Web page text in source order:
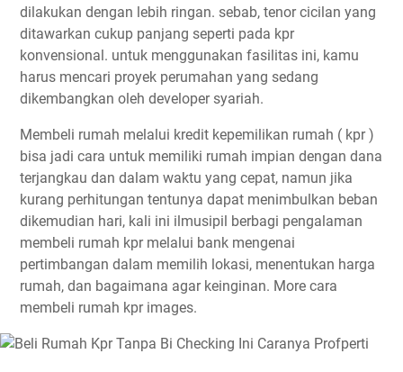
dilakukan dengan lebih ringan. sebab, tenor cicilan yang
ditawarkan cukup panjang seperti pada kpr
konvensional. untuk menggunakan fasilitas ini, kamu
harus mencari proyek perumahan yang sedang
dikembangkan oleh developer syariah.
Membeli rumah melalui kredit kepemilikan rumah ( kpr )
bisa jadi cara untuk memiliki rumah impian dengan dana
terjangkau dan dalam waktu yang cepat, namun jika
kurang perhitungan tentunya dapat menimbulkan beban
dikemudian hari, kali ini ilmusipil berbagi pengalaman
membeli rumah kpr melalui bank mengenai
pertimbangan dalam memilih lokasi, menentukan harga
rumah, dan bagaimana agar keinginan. More cara
membeli rumah kpr images.